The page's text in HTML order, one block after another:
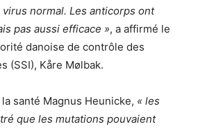
normal. Les anticorps ont
pas aussi efficace », a affirmé le
danoise de contrôle des
(SSI), Kåre Mølbak.
santé Magnus Heunicke, « les
que les mutations pouvaient